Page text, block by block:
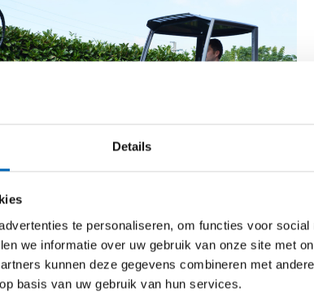
Details
te personaliseren, om functies voor social
we informatie over uw gebruik van onze site met
kunnen deze gegevens combineren met
basis van uw gebruik van hun services.
EZ7